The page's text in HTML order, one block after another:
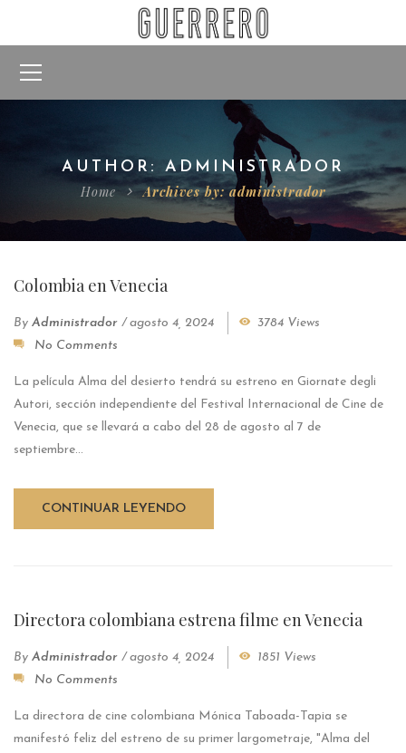
AUTHOR: ADMINISTRADOR
Home
Archives by: administrador
Colombia en Venecia
By Administrador /agosto 4, 2024
3784 Views
No Comments
La película Alma del desierto tendrá su estreno en Giornate degli
Autori, sección independiente del Festival Internacional de Cine de
Venecia, que se llevará a cabo del 28 de agosto al 7 de
septiembre...
CONTINUAR LEYENDO
Directora colombiana estrena filme en Venecia
By Administrador /agosto 4, 2024
1851 Views
No Comments
La directora de cine colombiana Mónica Taboada-Tapia se
manifestó feliz del estreno de su primer largometraje, "Alma del